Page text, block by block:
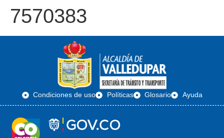
7570383
Condiciones de uso Políticas Glosario Ayuda